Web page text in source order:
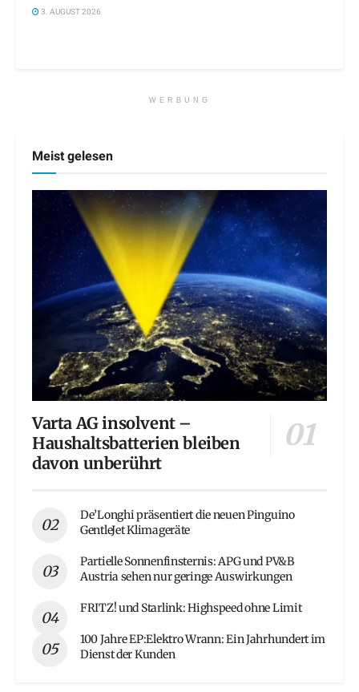
3. AUGUST 2026
WERBUNG
Meist gelesen
Varta AG insolvent –
Haushaltsbatterien bleiben
davon unberührt
De’Longhi präsentiert die neuen Pinguino
GentleJet Klimageräte
Partielle Sonnenfinsternis: APG und PV&B
Austria sehen nur geringe Auswirkungen
FRITZ! und Starlink: Highspeed ohne Limit
100 Jahre EP:Elektro Wrann: Ein Jahrhundert im
Dienst der Kunden